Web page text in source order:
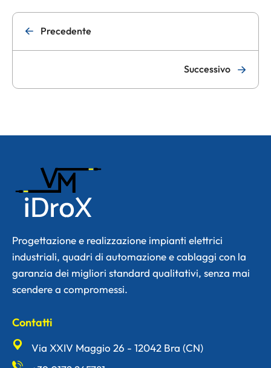
Precedente
Successivo
Progettazione e realizzazione impianti elettrici
industriali, quadri di automazione e cablaggi con la
garanzia dei migliori standard qualitativi, senza mai
scendere a compromessi.
Contatti
Via XXIV Maggio 26 - 12042 Bra (CN)